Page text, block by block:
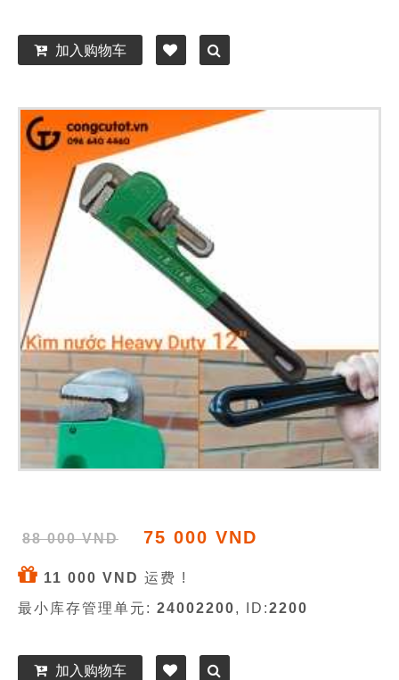
加入购物车
88 000 VND 75 000 VND
11 000 VND 运费 !
最小库存管理单元: 24002200, ID:2200
加入购物车